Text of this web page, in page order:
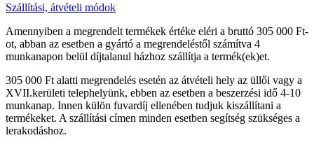
Szállítási, átvételi módok
Amennyiben a megrendelt termékek értéke eléri a bruttó 305 000 Ft-
ot, abban az esetben a gyártó a megrendeléstől számítva 4
munkanapon belül díjtalanul házhoz szállítja a termék(ek)et.
305 000 Ft alatti megrendelés esetén az átvételi hely az üllői vagy a
XVII.kerületi telephelyünk, ebben az esetben a beszerzési idő 4-10
munkanap. Innen külön fuvardíj ellenében tudjuk kiszállítani a
termékeket. A szállítási címen minden esetben segítség szükséges a
lerakodáshoz.